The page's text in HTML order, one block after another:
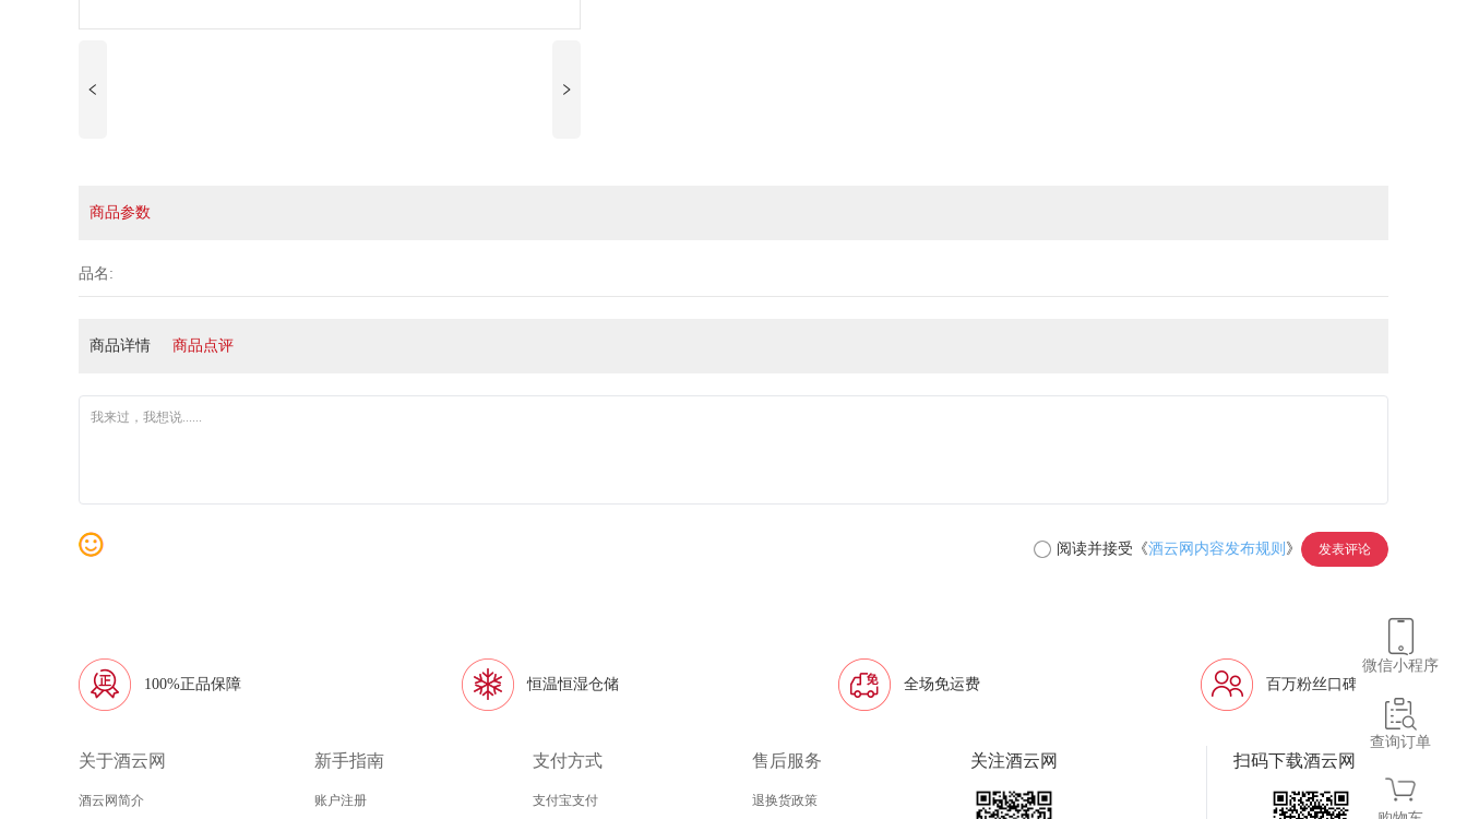
商品参数
品名
商品详情 商品点评
阅读并接受《酒云网内容发布规则 》 发表评论
100%正品保障 恒温恒湿仓储 全场免运费 百万粉丝口碑信赖
关于酒云网
酒云网简介
新手指南
账户注册
支付方式
支付宝支付
售后服务
退换货政策
关注酒云网 扫码下载酒云网APP
微信小程序
查询订单